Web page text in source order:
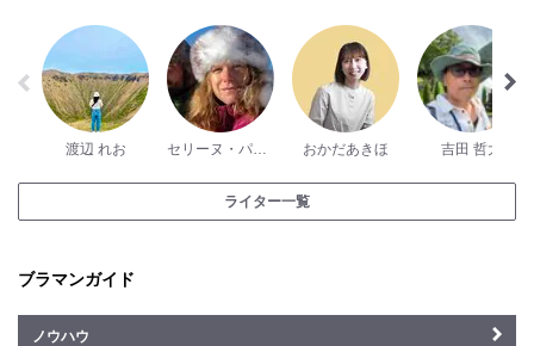
渡辺 れお セリーヌ・パッシュ おかだあきほ 吉田 哲大
ライター一覧
ブラマンガイド
ノウハウ